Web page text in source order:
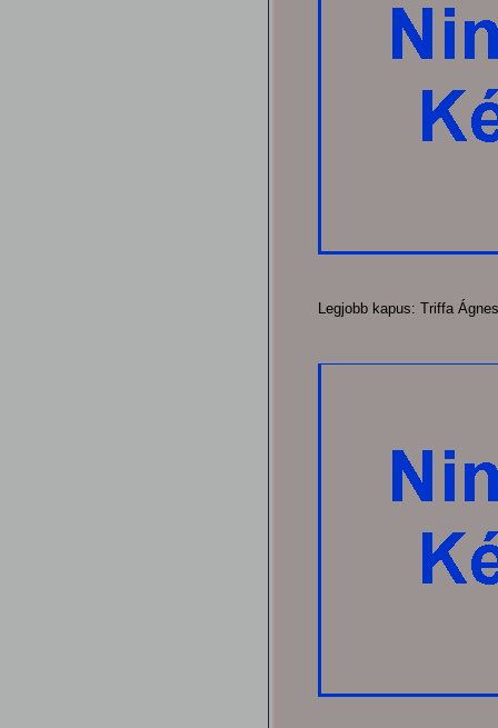
Legjobb kapus: Triffa